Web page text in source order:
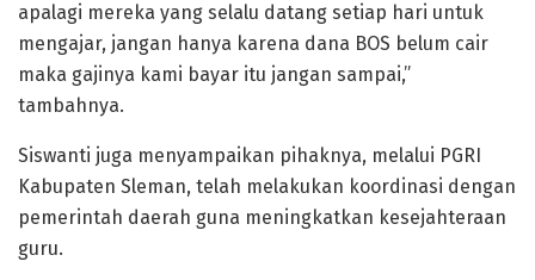
apalagi mereka yang selalu datang setiap hari untuk
mengajar, jangan hanya karena dana BOS belum cair
maka gajinya kami bayar itu jangan sampai,”
tambahnya.
Siswanti juga menyampaikan pihaknya, melalui PGRI
Kabupaten Sleman, telah melakukan koordinasi dengan
pemerintah daerah guna meningkatkan kesejahteraan
guru.